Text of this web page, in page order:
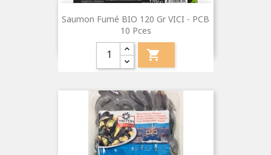
Saumon Fumé BIO 120 Gr VICI - PCB
10 Pces
